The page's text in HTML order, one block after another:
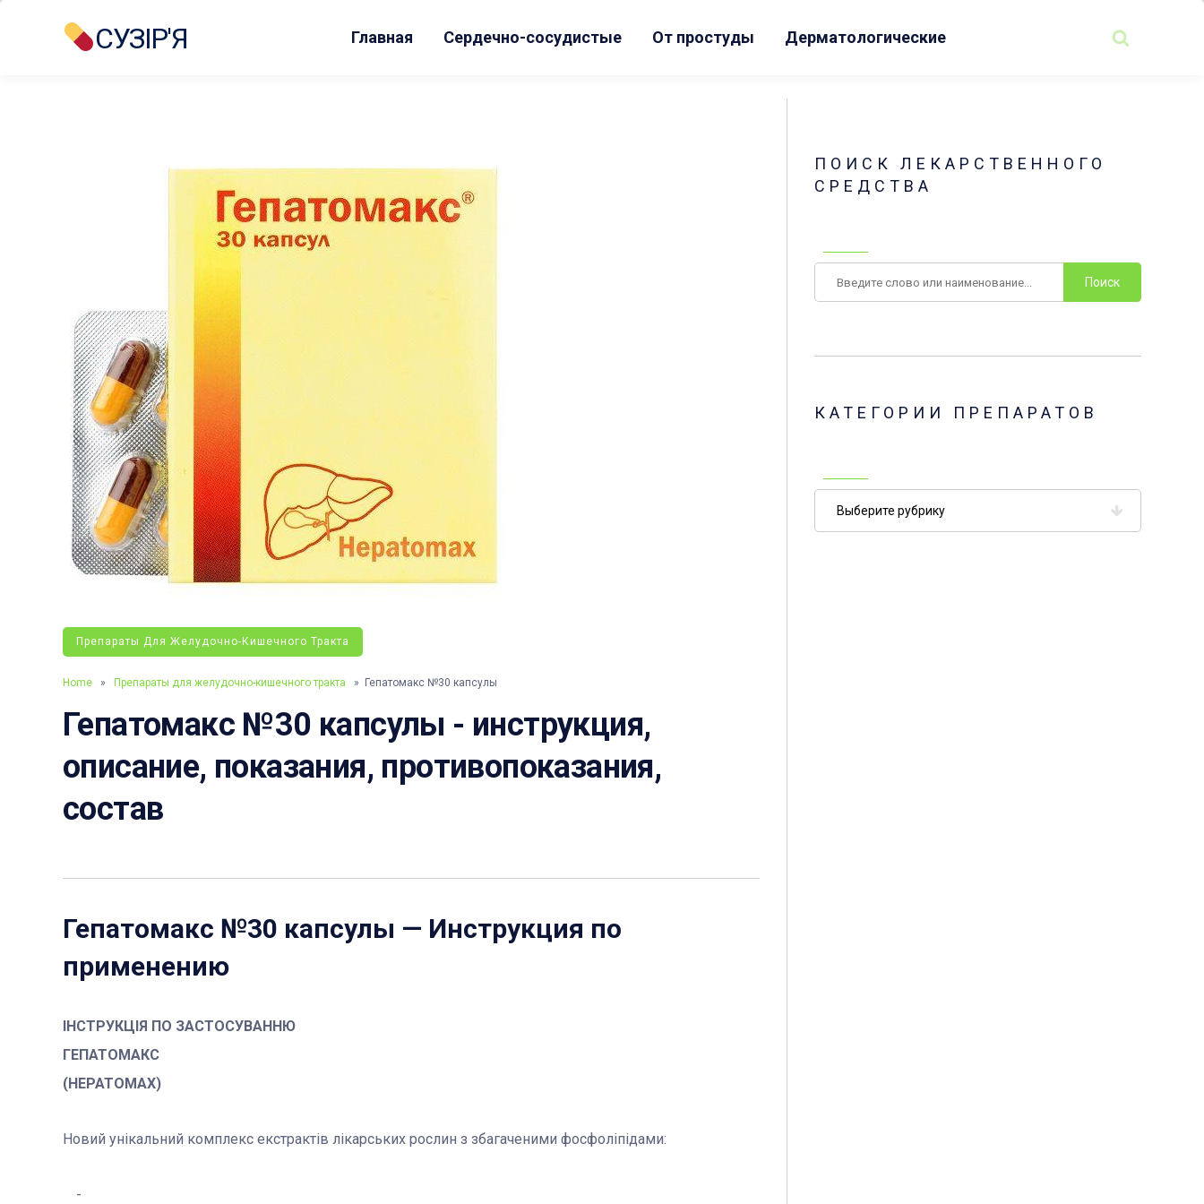
СУЗІР'Я Главная Сердечно-сосудистые От простуды Дерматологические
Препараты Для Желудочно-Кишечного Тракта
Home » Препараты для желудочно-кишечного тракта » Гепатомакс №30 капсулы
Гепатомакс №30 капсулы - инструкция,
описание, показания, противопоказания,
состав
Гепатомакс №30 капсулы — Инструкция по
применению
ІНСТРУКЦІЯ ПО ЗАСТОСУВАННЮ
ГЕПАТОМАКС
(HEPATOMAX)
Новий унікальний комплекс екстрактів лікарських рослин з збагаченими фосфоліпідами:
ПОИСК ЛЕКАРСТВЕННОГО
СРЕДСТВА
КАТЕГОРИИ ПРЕПАРАТОВ
препаратов